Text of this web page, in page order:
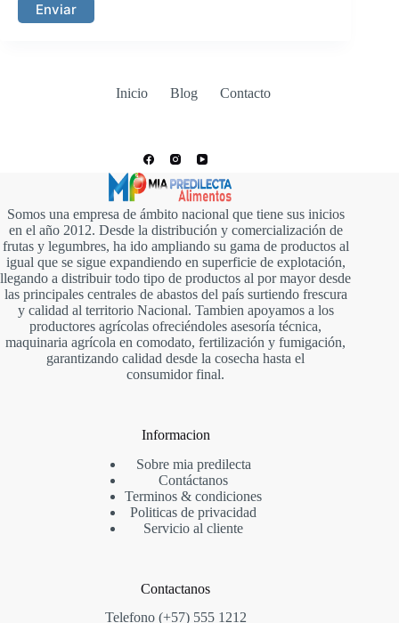
Enviar
Inicio Blog Contacto
Somos una empresa de ámbito nacional que tiene sus inicios
en el año 2012. Desde la distribución y comercialización de
frutas y legumbres, ha ido ampliando su gama de productos al
igual que se sigue expandiendo en superficie de explotación,
llegando a distribuir todo tipo de productos al por mayor desde
las principales centrales de abastos del país surtiendo frescura
y calidad al territorio Nacional. Tambien apoyamos a los
productores agrícolas ofreciéndoles asesoría técnica,
maquinaria agrícola en comodato, fertilización y fumigación,
garantizando calidad desde la cosecha hasta el
consumidor final.
Informacion
Sobre mia predilecta
Contáctanos
Terminos & condiciones
Politicas de privacidad
Servicio al cliente
Contactanos
Telefono (+57) 555 1212